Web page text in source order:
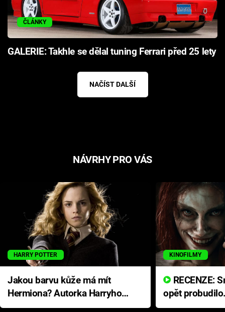
ČLÁNKY
GALERIE: Takhle se dělal tuning Ferrari před 25 lety
NAČÍST DALŠÍ
NÁVRHY PRO VÁS
HARRY POTTER
Jakou barvu kůže má mít
Hermiona? Autorka Harryho
Pottera přišla s ráznou
KINOFILMY
opět
přichází s